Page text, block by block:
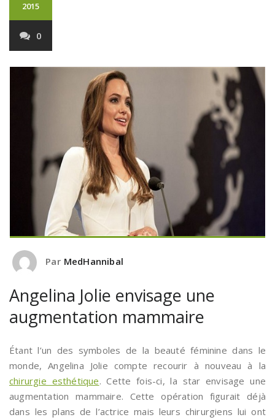
2015
0
Par MedHannibal
Angelina Jolie envisage une
augmentation mammaire
Étant l’un des symboles de la beauté féminine dans le
monde, Angelina Jolie compte recourir à nouveau à la
chirurgie esthétique. Cette fois-ci, la star envisage une
augmentation mammaire. Cette opération figurait déjà
dans les plans de l’actrice mais leurs chirurgiens lui ont